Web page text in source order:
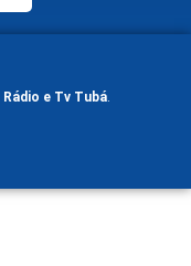
Rádio e Tv Tubá.